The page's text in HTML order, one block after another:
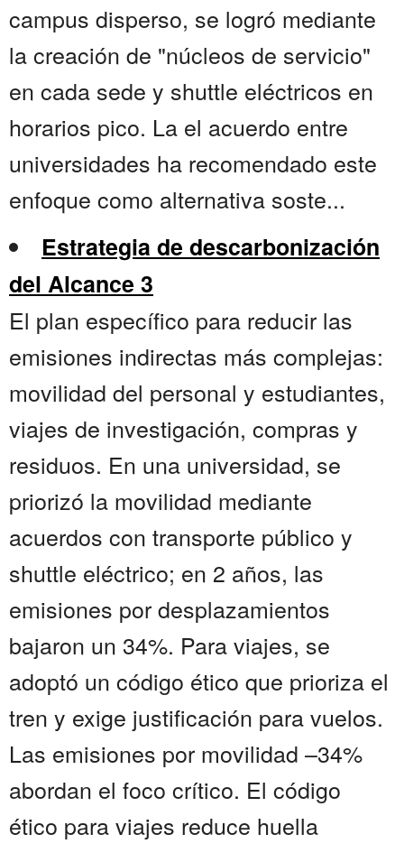
campus disperso, se logró mediante
la creación de "núcleos de servicio"
en cada sede y shuttle eléctricos en
horarios pico. La el acuerdo entre
universidades ha recomendado este
enfoque como alternativa soste...
Estrategia de descarbonización
del Alcance 3
El plan específico para reducir las
emisiones indirectas más complejas:
movilidad del personal y estudiantes,
viajes de investigación, compras y
residuos. En una universidad, se
priorizó la movilidad mediante
acuerdos con transporte público y
shuttle eléctrico; en 2 años, las
emisiones por desplazamientos
bajaron un 34%. Para viajes, se
adoptó un código ético que prioriza el
tren y exige justificación para vuelos.
Las emisiones por movilidad –34%
abordan el foco crítico. El código
ético para viajes reduce huella